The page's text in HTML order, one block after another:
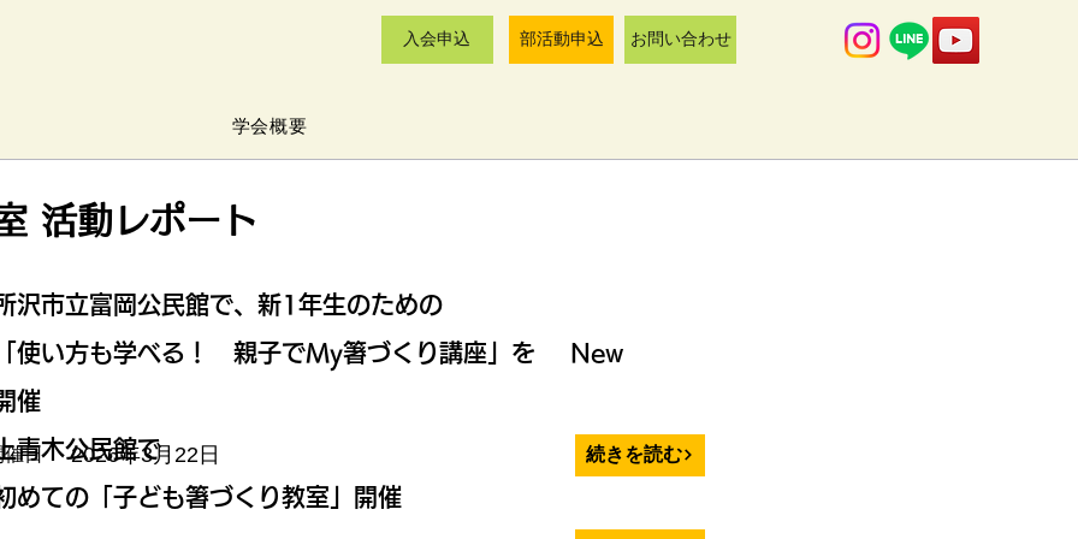
入会申込 部活動申込 お問い合わせ
学会概要
沢市立富岡公民館で、新1年生のための
使い方も学べる！ 親子でMy箸づくり講座」を
催
催日： 2026年3月22日
New
続きを読む
青木公民館で
めての「子ども箸づくり教室」開催
活動レポート